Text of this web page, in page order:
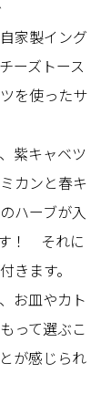
家製イング
ーズトース
を使ったサ
紫キャベツ
カンと春キ
ハーブが入
！ それに
きます。
お皿やカト
って選ぶこ
が感じられ